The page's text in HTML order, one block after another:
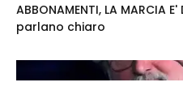
ABBONAMENTI, LA MARCIA
parlano chiaro